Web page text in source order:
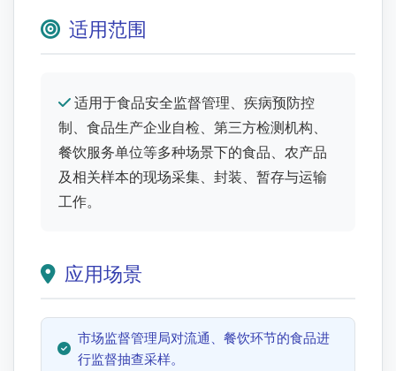
适用范围
适用于食品安全监督管理、疾病预防控
制、食品生产企业自检、第三方检测机构、
餐饮服务单位等多种场景下的食品、农产品
及相关样本的现场采集、封装、暂存与运输
工作。
应用场景
市场监督管理局对流通、餐饮环节的食品进
行监督抽查采样。